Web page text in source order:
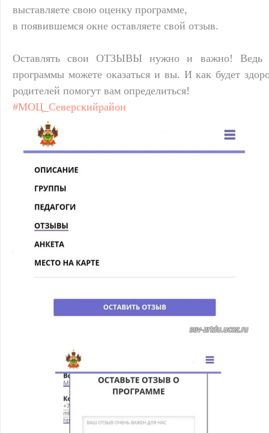
выставляете свою оценку программе,
в появившемся окне оставляете свой отзыв.
Оставлять свои ОТЗЫВЫ нужно и важно! Ведь
программы можете оказаться и вы. И как будет
родителей помогут вам определиться!
#МОЦ_Северскийрайон